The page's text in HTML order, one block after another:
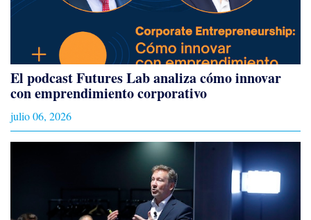
El podcast Futures Lab analiza cómo innovar
con emprendimiento corporativo
julio 06, 2026